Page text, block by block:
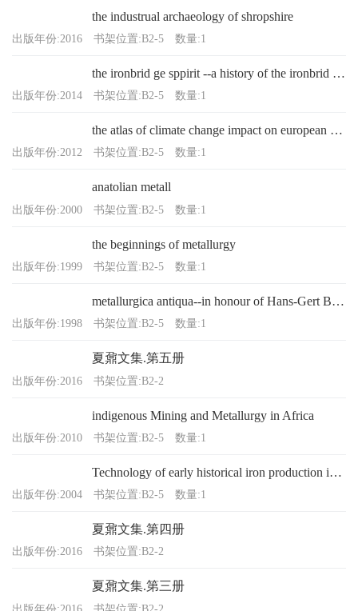
the industrual archaeology of shropshire
出版年份:2016 书架位置:B2-5 数量:1
the ironbrid ge sppirit --a history of the ironbrid gorge museum trust
出版年份:2014 书架位置:B2-5 数量:1
the atlas of climate change impact on european cultural heritage
出版年份:2012 书架位置:B2-5 数量:1
anatolian metall
出版年份:2000 书架位置:B2-5 数量:1
the beginnings of metallurgy
出版年份:1999 书架位置:B2-5 数量:1
metallurgica antiqua--in honour of Hans-Gert Bachmann and Robert Maddin
出版年份:1998 书架位置:B2-5 数量:1
夏鼐文集.第五册
出版年份:2016 书架位置:B2-2
indigenous Mining and Metallurgy in Africa
出版年份:2010 书架位置:B2-5 数量:1
Technology of early historical iron production in the Netherlands
出版年份:2004 书架位置:B2-5 数量:1
夏鼐文集.第四册
出版年份:2016 书架位置:B2-2
夏鼐文集.第三册